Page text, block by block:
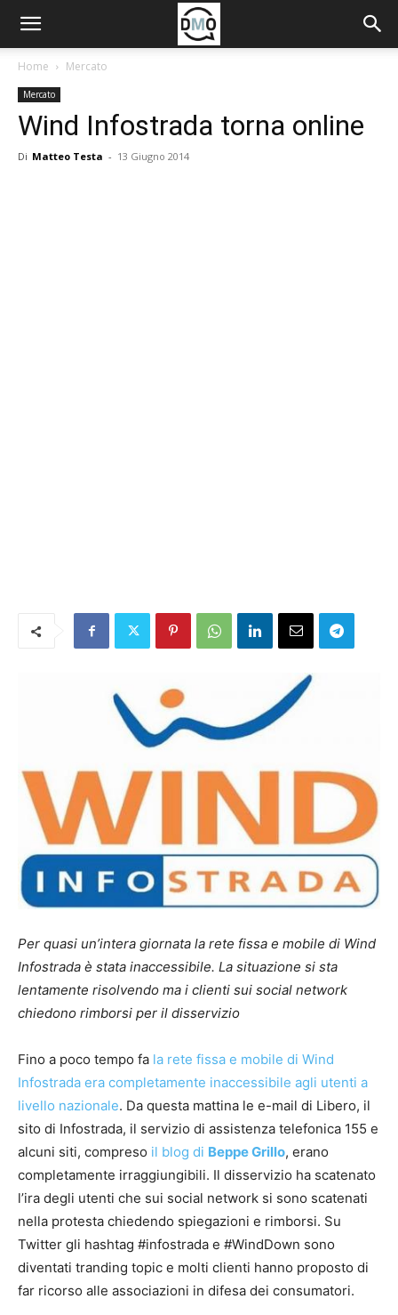
Home Mercato
Mercato
Wind Infostrada torna online
Di Matteo Testa - 13 Giugno 2014
Per quasi un’intera giornata la rete fissa e mobile di Wind
Infostrada è stata inaccessibile. La situazione si sta
lentamente risolvendo ma i clienti sui social network
chiedono rimborsi per il disservizio
Fino a poco tempo fa la rete fissa e mobile di Wind
Infostrada era completamente inaccessibile agli utenti a
livello nazionale. Da questa mattina le e-mail di Libero, il
sito di Infostrada, il servizio di assistenza telefonica 155 e
alcuni siti, compreso il blog di Beppe Grillo, erano
completamente irraggiungibili. Il disservizio ha scatenato
l’ira degli utenti che sui social network si sono scatenati
nella protesta chiedendo spiegazioni e rimborsi. Su
Twitter gli hashtag #infostrada e #WindDown sono
diventati tranding topic e molti clienti hanno proposto di
far ricorso alle associazioni in difesa dei consumatori.